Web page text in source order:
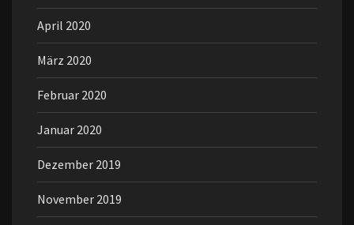
April 2020
März 2020
Februar 2020
Januar 2020
Dezember 2019
November 2019